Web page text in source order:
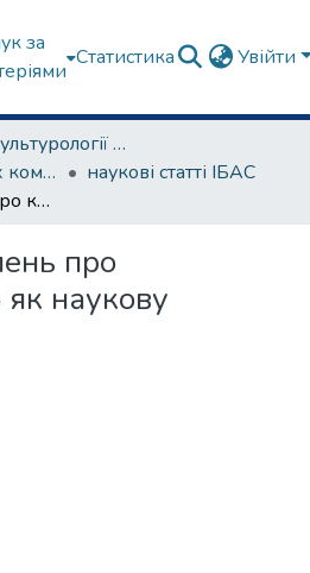
за
Статистика Увійти
Факультет культурології та соціальних комунікацій
Кафедра цифрових комунікацій та інформаційних технологій
наукові статті ІБАС
Еволюція уявлень про книгознавство як наукову дисципліну
про
як наукову